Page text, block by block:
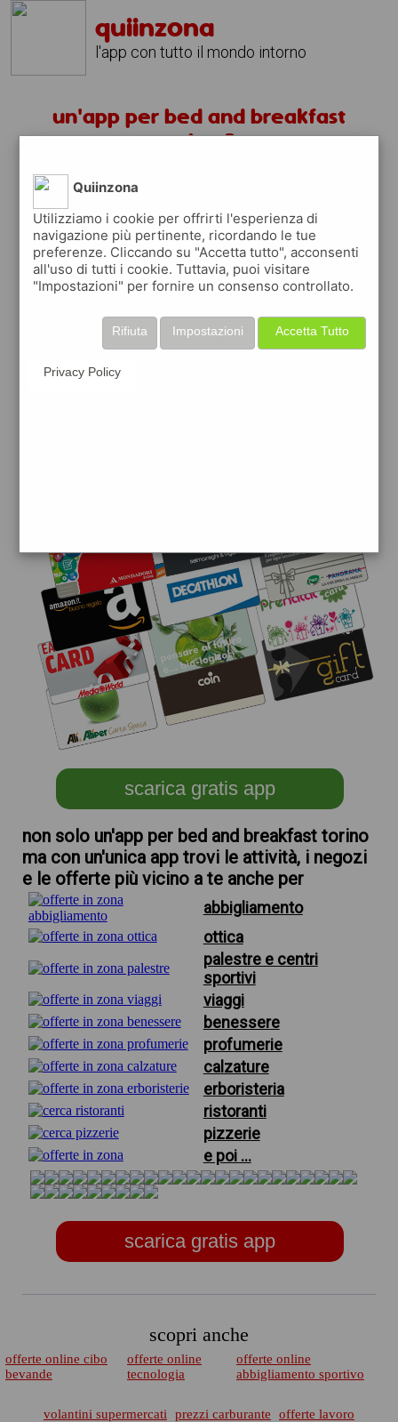
quiinzona
l'app con tutto il mondo intorno
un'app per bed and breakfast
torino ?
scarica gratis app
quiinzona è una app
gratuita
che ti aiuta se cerchi 'un'app per bed and
volta che la usi
raccogli punti da convertire inbuoni sconto
scarica gratis app
non solo un'app per bed and breakfast torino
ma con un'unica app trovi le attività, i negozi
e le offerte più vicino a te anche per
abbigliamento
ottica
palestre e centri
sportivi
viaggi
benessere
profumerie
calzature
erboristeria
ristoranti
pizzerie
e poi ...
scarica gratis app
scopri anche
offerte online cibo
bevande
offerte online
tecnologia
offerte online
abbigliamento sportivo
volantini supermercati prezzi carburante
offerte lavoro
Quiinzona
Utilizziamo i cookie per offrirti l'esperienza di
navigazione più pertinente, ricordando le tue
preferenze. Cliccando su "Accetta tutto", acconsenti
all'uso di tutti i cookie. Tuttavia, puoi visitare
"Impostazioni" per fornire un consenso controllato.
Accetta Tutto
Impostazioni
Rifiuta
Privacy Policy